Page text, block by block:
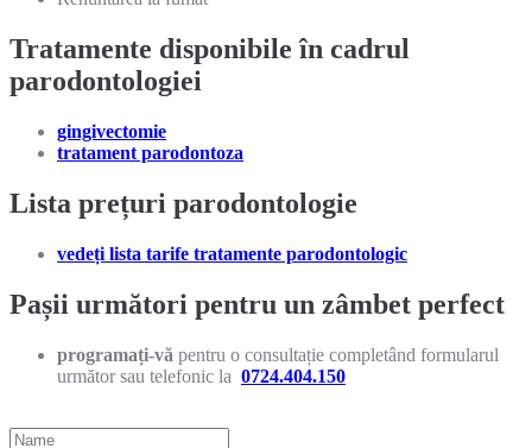
Tratamente disponibile în cadrul
parodontologiei
gingivectomie
tratament parodontoza
Lista prețuri parodontologie
vedeți lista tarife tratamente parodontologic
Pașii următori pentru un zâmbet perfect
programați-vă pentru o consultație completând formularul
următor sau telefonic la 0724.404.150